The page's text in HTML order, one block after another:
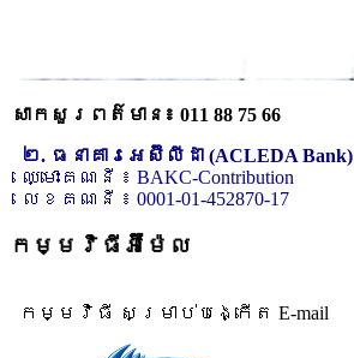
សាកសួរពត៌មាន៖ 011 88 75 66
២. ធនាគារអេស៊ីលីដា (ACLEDA Bank)
ឈ្មោះគណនី ៖ BAKC-Contribution
លេខគណនី ៖ 0001-01-452870-17
កម្មវិធីអ៊ីម៉ែល
កម្មវិធី សម្រាប់បង្កើត E-mail